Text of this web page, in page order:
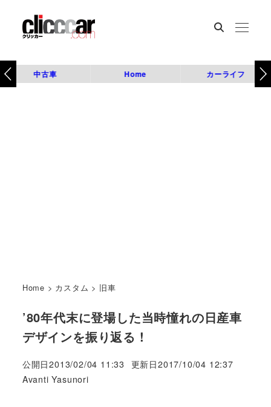
中古車 Home カーライフ
Home > カスタム > 旧車
’80年代末に登場した当時憧れの日産車
デザインを振り返る !
公開日2013/02/04 11:33 更新日2017/10/04 12:37
著
Avanti Yasunori